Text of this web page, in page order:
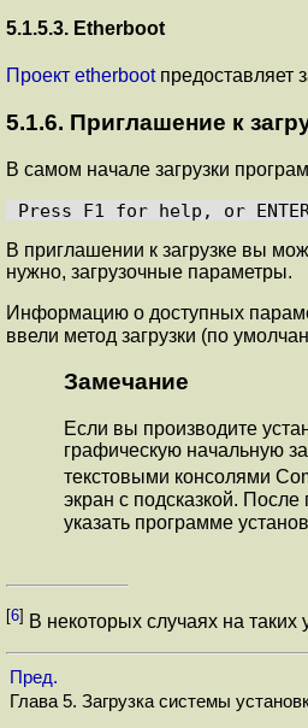
5.1.5.3. Etherboot
Проект etherbootпредоставляет
5.1.6. Приглашение к
В самом начале загрузки
В приглашении к загрузке вы
нужно, загрузочные параметры.
Информацию о доступных
ввели метод загрузки (по
Замечание
Если вы производите
графическую начальную
текстовыми консолями
экран с подсказкой.
указать программе
[6] В некоторых случаях на
Пред.
Глава 5. Загрузка системы